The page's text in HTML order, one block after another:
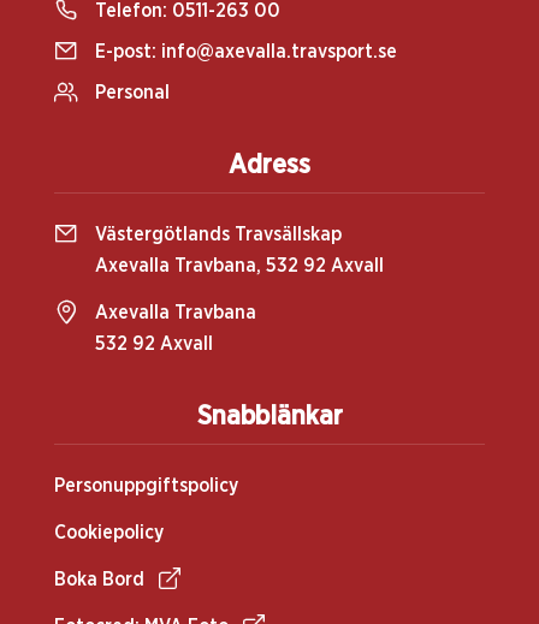
Snabblänkar
Personuppgiftspolicy
Cookiepolicy
Boka Bord
Telefon: 0511-263 00
E-post: info@axevalla.travsport.se
Personal
Adress
Västergötlands Travsällskap
Axevalla Travbana, 532 92 Axvall
Axevalla Travbana
532 92 Axvall